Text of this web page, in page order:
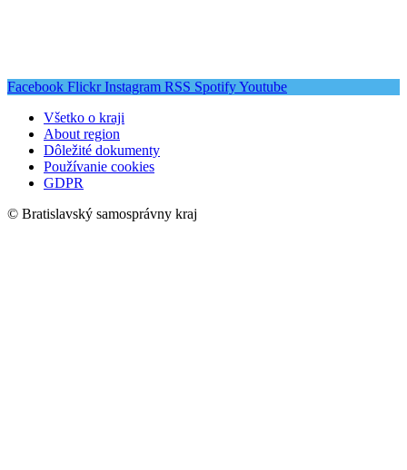
Facebook Flickr Instagram RSS SpotifyYoutube
Všetko o kraji
About region
Dôležité dokumenty
Používanie cookies
GDPR
© Bratislavský samosprávny kraj